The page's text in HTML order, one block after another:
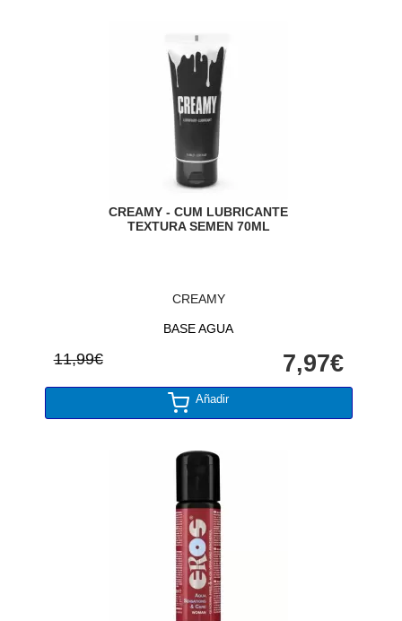
CREAMY - CUM LUBRICANTE
TEXTURA SEMEN 70ML
CREAMY
BASE AGUA
11,99€ 7,97€
Añadir